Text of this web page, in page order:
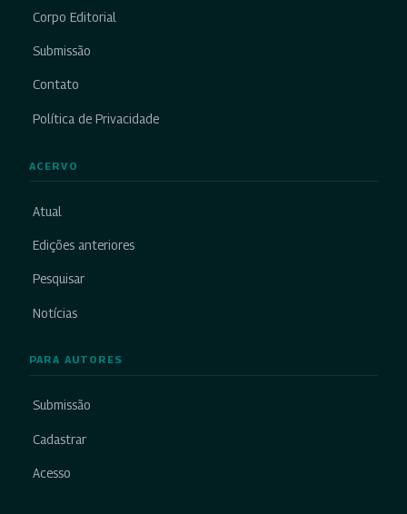
Corpo Editorial
Submissão
Contato
Política de Privacidade
ACERVO
Atual
Edições anteriores
Pesquisar
Notícias
PARA AUTORES
Submissão
Cadastrar
Acesso